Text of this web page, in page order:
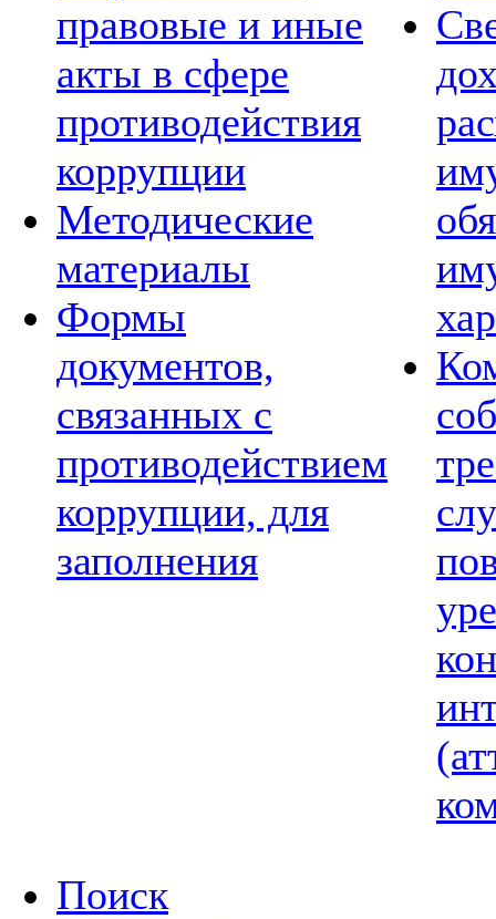
правовые и иные
акты в сфере
противодействия
коррупции
Методические
материалы
Формы
документов,
связанных с
противодействием
коррупции, для
заполнения
Поиск